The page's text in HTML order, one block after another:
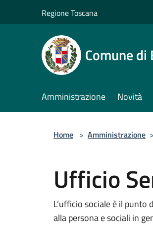
Regione Toscana
Comune di
Amministrazione Novità
Home > Amministrazione >
Ufficio
L’ufficio sociale è il
alla persona e sociali in